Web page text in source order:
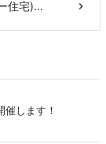
住宅)...
します！